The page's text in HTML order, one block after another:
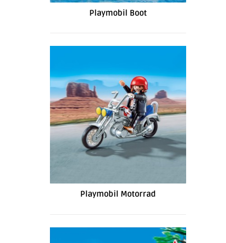
Playmobil Boot
Playmobil Motorrad